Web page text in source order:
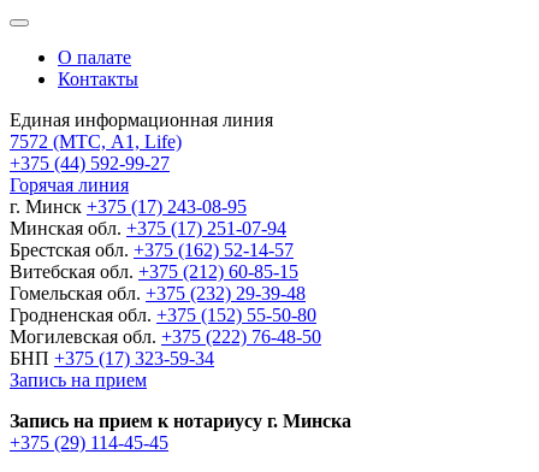
О палате
Контакты
Единая информационная линия
7572 (МТС, A1, Life)
+375 (44) 592-99-27
Горячая линия
г. Минск +375 (17) 243-08-95
Минская обл. +375 (17) 251-07-94
Брестская обл. +375 (162) 52-14-57
Витебская обл. +375 (212) 60-85-15
Гомельская обл. +375 (232) 29-39-48
Гродненская обл. +375 (152) 55-50-80
Могилевская обл. +375 (222) 76-48-50
БНП +375 (17) 323-59-34
Запись на прием
Запись на прием к нотариусу г. Минска
+375 (29) 114-45-45